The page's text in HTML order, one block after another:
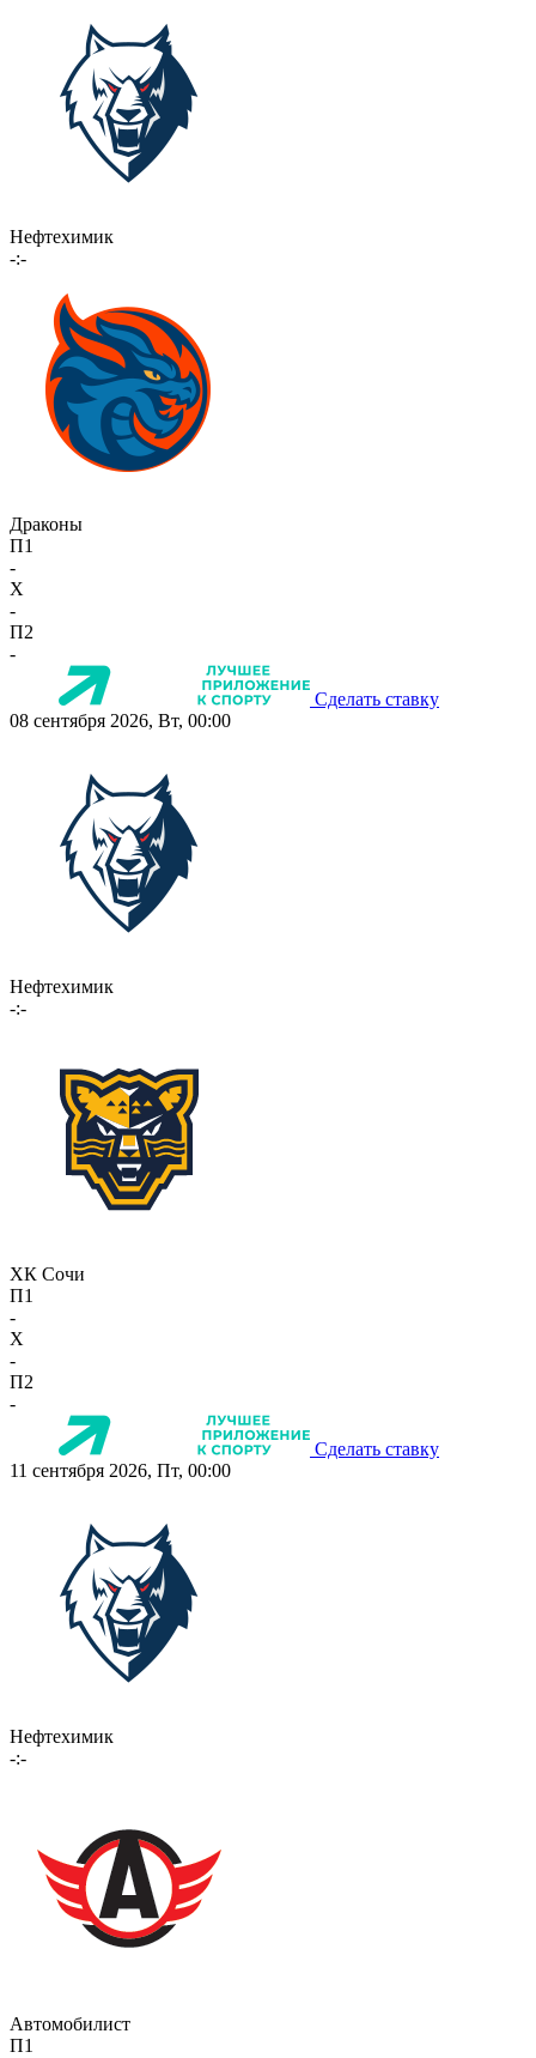
Нефтехимик
-:-
Драконы
П1
-
X
-
П2
-
Сделать ставку
08 сентября 2026, Вт, 00:00
Нефтехимик
-:-
ХК Сочи
П1
-
X
-
П2
-
Сделать ставку
11 сентября 2026, Пт, 00:00
Нефтехимик
-:-
Автомобилист
П1